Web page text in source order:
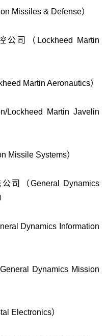
Missiles & Defense）
司（Lockheed Martin
Martin Aeronautics）
Martin Javelin
Missile Systems）
司（General Dynamics
Dynamics Information
Dynamics Mission
Electronics）